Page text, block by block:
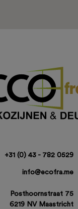
+31 (0) 43 - 782 0529
info@ecofra.me
Posthoornstraat 75
6219 NV Maastricht